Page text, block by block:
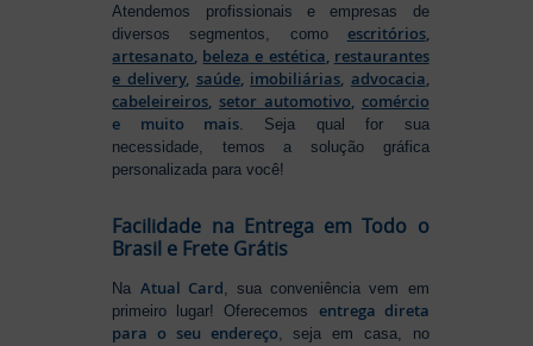
Atendemos profissionais e empresas de
diversos segmentos, como escritórios,
artesanato, beleza e estética, restaurantes
e delivery, saúde, imobiliárias, advocacia,
cabeleireiros, setor automotivo, comércio
e muito mais . Seja qual for sua
necessidade, temos a solução gráfica
personalizada para você!
Facilidade na Entrega em Todo o
Brasil e Frete Grátis
Na Atual Card, sua conveniência vem em
primeiro lugar! Oferecemos entrega direta
para o seu endereço, seja em casa, no